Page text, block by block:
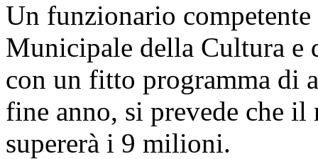
Un funzionario
Municipale della Cultura e
con un fitto programma di
fine anno, si prevede che
supererà i 9 milioni.